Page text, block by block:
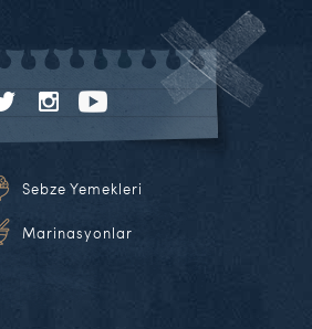
Sebze Yemekleri
Marinasyonlar